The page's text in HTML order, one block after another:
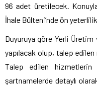
96 adet üretilecek.
İhale Bülteni’nde ön yeterlilik
Duyuruya göre Yerli
yapılacak olup, talep
Talep edilen
şartnamelerde detaylı